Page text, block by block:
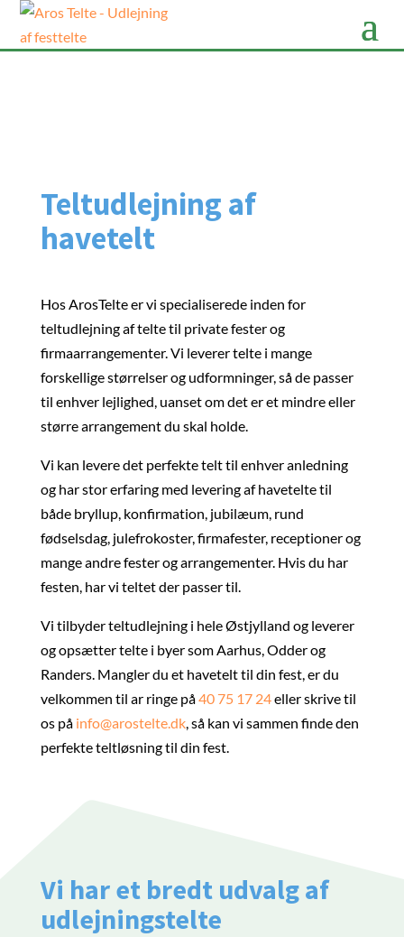
Teltudlejning af
havetelt
Hos ArosTelte er vi specialiserede inden for
teltudlejning af telte til private fester og
firmaarrangementer. Vi leverer telte i mange
forskellige størrelser og udformninger, så de passer
til enhver lejlighed, uanset om det er et mindre eller
større arrangement du skal holde.
Vi kan levere det perfekte telt til enhver anledning
og har stor erfaring med levering af havetelte til
både bryllup, konfirmation, jubilæum, rund
fødselsdag, julefrokoster, firmafester, receptioner og
mange andre fester og arrangementer. Hvis du har
festen, har vi teltet der passer til.
Vi tilbyder teltudlejning i hele Østjylland og leverer
og opsætter telte i byer som Aarhus, Odder og
Randers. Mangler du et havetelt til din fest, er du
velkommen til ar ringe på40 75 17 24eller skrive til
os på info@arostelte.dk, så kan vi sammen finde den
perfekte teltløsning til din fest.
Vi har et bredt udvalg af
udlejningstelte